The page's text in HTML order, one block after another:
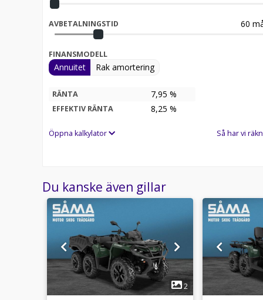
USB-telefonladdare
Varmt välkommen in för provkörning!
Vi tar inbyten och förmedlingsuppdrag på tex CF
Am.
Vi erbjuder finansiering genom Santander,
fordon i inbyte, Vi kan även göra ett rent inköp
information
AVBETALNINGSTID 60
FINANSMODELL
Annuitet Rak amortering
RÄNTA 7,95 %
EFFEKTIV RÄNTA 8,25 %
Öppna kalkylator Så har vi
Du kanske även gillar
1
2